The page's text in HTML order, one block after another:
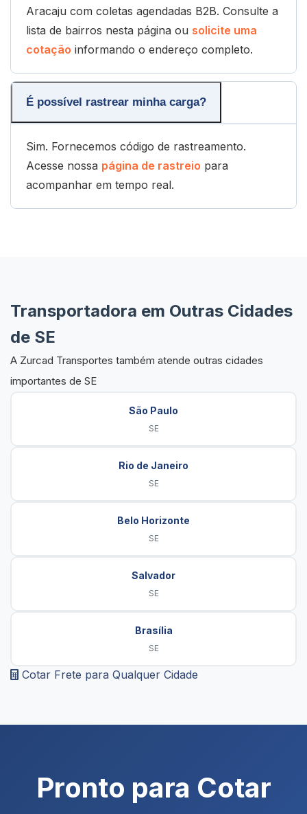
Aracaju com coletas agendadas B2B. Consulte a
lista de bairros nesta página ou solicite uma
cotação informando o endereço completo.
É possível rastrear minha carga?
Sim. Fornecemos código de rastreamento.
Acesse nossa página de rastreio para
acompanhar em tempo real.
Transportadora em Outras Cidades
de SE
A Zurcad Transportes também atende outras cidades
importantes de SE
São Paulo
SE
Rio de Janeiro
SE
Belo Horizonte
SE
Salvador
SE
Brasília
SE
Cotar Frete para Qualquer Cidade
Pronto para Cotar